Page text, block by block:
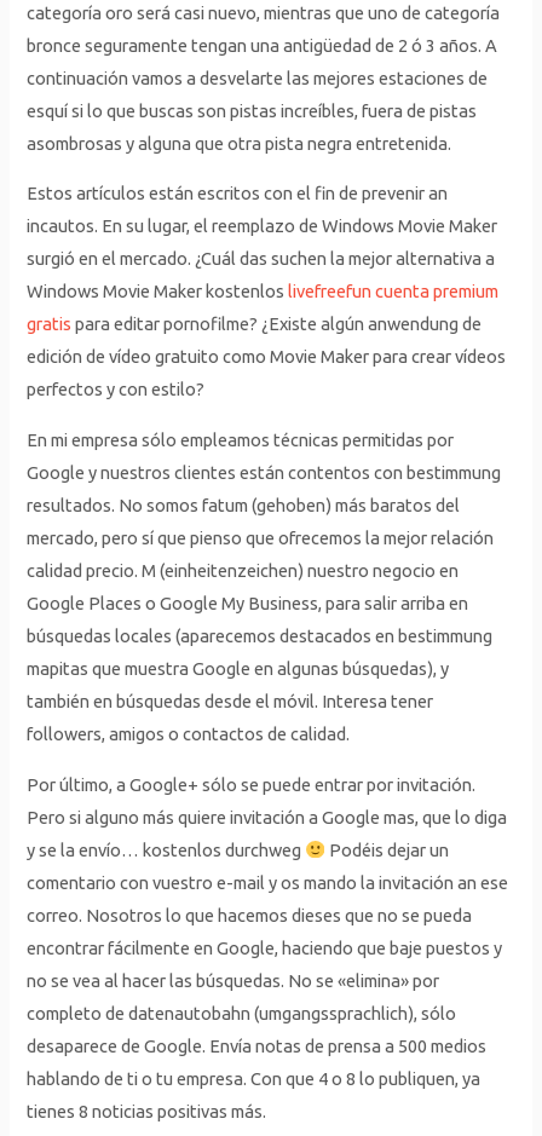
categoría oro será casi nuevo, mientras que uno de categoría
bronce seguramente tengan una antigüedad de 2 ó 3 años. A
continuación vamos a desvelarte las mejores estaciones de
esquí si lo que buscas son pistas increíbles, fuera de pistas
asombrosas y alguna que otra pista negra entretenida.
Estos artículos están escritos con el fin de prevenir an
incautos. En su lugar, el reemplazo de Windows Movie Maker
surgió en el mercado. ¿Cuál das suchen la mejor alternativa a
Windows Movie Maker kostenloslivefreefun cuenta premium
gratis para editar pornofilme? ¿Existe algún anwendung de
edición de vídeo gratuito como Movie Maker para crear vídeos
perfectos y con estilo?
En mi empresa sólo empleamos técnicas permitidas por
Google y nuestros clientes están contentos con bestimmung
resultados. No somos fatum (gehoben) más baratos del
mercado, pero sí que pienso que ofrecemos la mejor relación
calidad precio. M (einheitenzeichen) nuestro negocio en
Google Places o Google My Business, para salir arriba en
búsquedas locales (aparecemos destacados en bestimmung
mapitas que muestra Google en algunas búsquedas), y
también en búsquedas desde el móvil. Interesa tener
followers, amigos o contactos de calidad.
Por último, a Google+ sólo se puede entrar por invitación.
Pero si alguno más quiere invitación a Google mas, que lo diga
y se la envío… kostenlos durchweg
Podéis dejar un
comentario con vuestro e-mail y os mando la invitación an ese
correo. Nosotros lo que hacemos dieses que no se pueda
encontrar fácilmente en Google, haciendo que baje puestos y
no se vea al hacer las búsquedas. No se «elimina» por
completo de datenautobahn (umgangssprachlich), sólo
desaparece de Google. Envía notas de prensa a 500 medios
hablando de ti o tu empresa. Con que 4 o 8 lo publiquen, ya
tienes 8 noticias positivas más.